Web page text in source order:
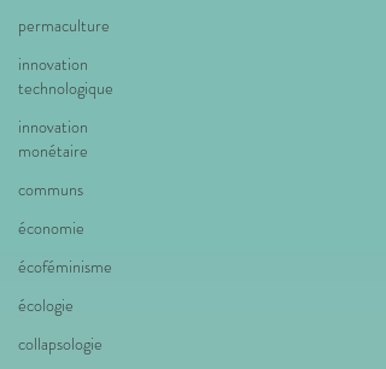
permaculture
innovation
technologique
innovation
monétaire
communs
économie
écoféminisme
écologie
collapsologie